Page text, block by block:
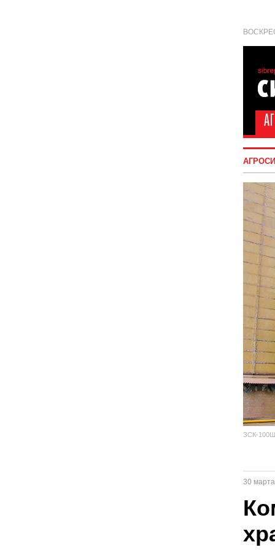
ЗСК-
30